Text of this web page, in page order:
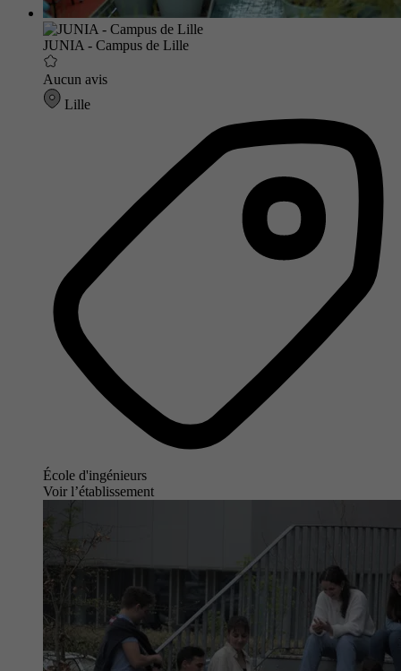
JUNIA - Campus de Lille
Aucun avis
Lille
École d'ingénieurs
Voir l’établissement